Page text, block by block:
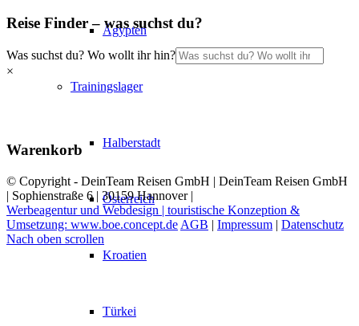
Ägypten
Trainingslager
Halberstadt
Österreich
Kroatien
Türkei
Reise Finder – was suchst du?
Was suchst du? Wo wollt ihr hin?
×
Warenkorb
© Copyright - DeinTeam Reisen GmbH | DeinTeam Reisen GmbH
| Sophienstraße 6 | 30159 Hannover |
Werbeagentur und Webdesign | touristische Konzeption &
Umsetzung: www.boe.concept.de AGB | Impressum | Datenschutz
Nach oben scrollen